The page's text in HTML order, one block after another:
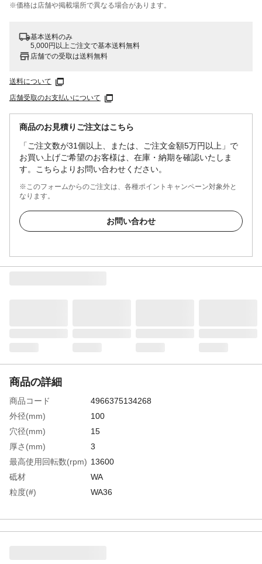
※価格は​店舗や​掲載場所で​異なる​場合が​あります。
基本送料のみ
5,000円以上ご注文で基本送料無料
店舗での受取は送料無料
送料について
店舗受取のお支払いについて
商品のお見積りご注文はこちら
「ご注文数が31個以上、または、ご注文金額5万円以上」で
お買い上げご希望のお客様は、在庫・納期を確認いたしま
す。こちらよりお問い合わせください。
※このフォームからのご注文は、各種ポイントキャンペーン対象外と
なります。
お問い合わせ
商品の詳細
商品コード
4966375134268
外径(mm)
100
穴径(mm)
15
厚さ(mm)
3
最高使用回転数(rpm) 13600
砥材
WA
粒度(#)
WA36
重さ
1036.000G